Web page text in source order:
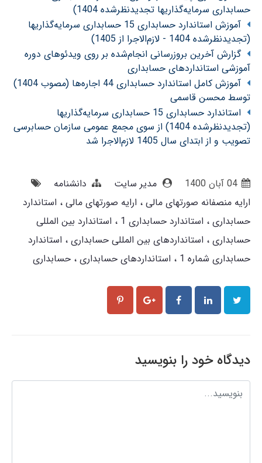
حسابداری سرمایه‌گذاریها تجدیدنظرشده 1404)
آموزش استاندارد حسابداری 15 حسابداری سرمایه‌گذاریها
(تجدیدنظرشده 1404 - لازم‌الاجرا از 1405)
گزارش آخرین بروزرسانی انجام‌شده بر روی ویدئوهای دوره
آموزشی استانداردهای حسابداری
آموزش کامل استاندارد حسابداری 44 اجاره‌ها (مصوب 1404)
توسط محسن قاسمی
استاندارد حسابداری 15 حسابداری سرمایه‌گذاریها
(تجدیدنظرشده 1404) از سوی مجمع عمومی سازمان حسابرسی
تصویب و از ابتدای سال 1405 لازم‌الاجرا شد
04 آبان 1400 مدیر سایت
دانشنامه
ارایه منصفانه صورتهای مالی ارایه صورتهای مالی استاندارد
حسابداری استاندارد حسابداری 1
استاندارد بین المللی
حسابداری استانداردهای بین المللی حسابداری استاندارد
حسابداری شماره 1
استانداردهای حسابداری حسابداری
دیدگاه خود را بنویسید